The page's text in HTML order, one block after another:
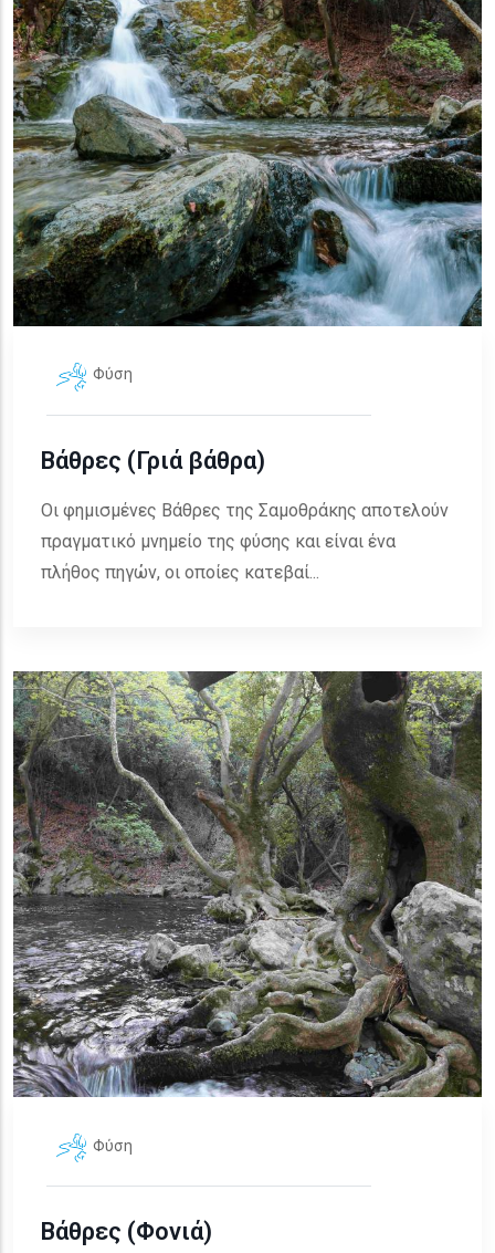
Φύση
Βάθρες (Γριά βάθρα)
Οι φημισμένες Βάθρες της Σαμοθράκης αποτελούν
πραγματικό μνημείο της φύσης και είναι ένα
πλήθος πηγών, οι οποίες κατεβαί...
Φύση
Βάθρες (Φονιά)